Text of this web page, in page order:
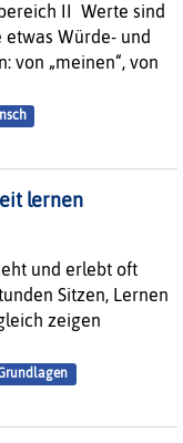
II Werte sind
Würde- und
von „meinen“, von
lernen
und erlebt oft
Sitzen, Lernen
zeigen